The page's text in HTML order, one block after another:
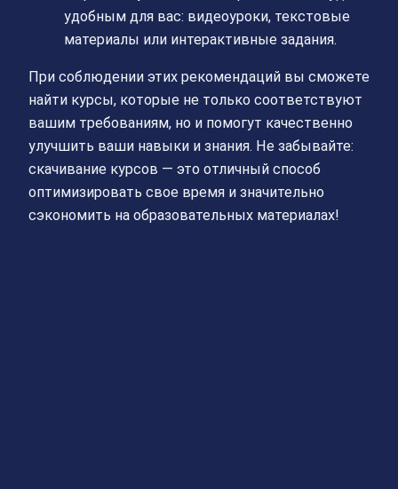
удобным для вас: видеоуроки, текстовые
материалы или интерактивные задания.
При соблюдении этих рекомендаций вы сможете
найти курсы, которые не только соответствуют
вашим требованиям, но и помогут качественно
улучшить ваши навыки и знания. Не забывайте:
скачивание курсов — это отличный способ
оптимизировать свое время и значительно
сэкономить на образовательных материалах!